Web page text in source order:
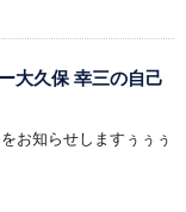
大久保 幸三の自己
お知らせしますぅぅぅ